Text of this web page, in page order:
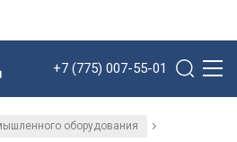
+7 (775) 007-55-01
оборудования /